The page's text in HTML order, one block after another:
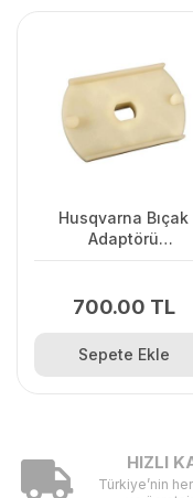
Husqvarna Bıçak
Adaptörü
700.00 TL
Sepete Ekle
HIZLI
Türkiye’nin